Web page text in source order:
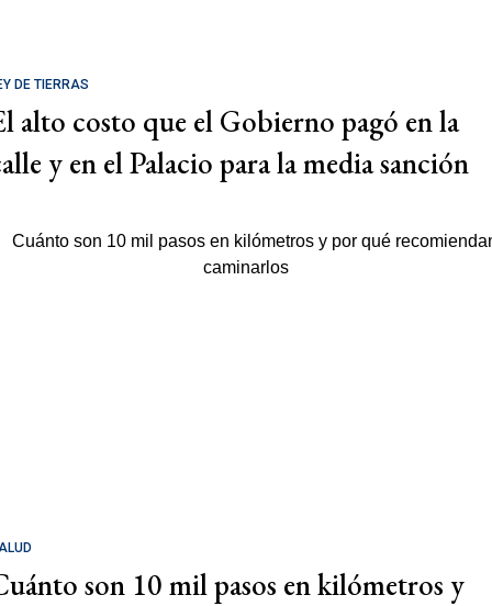
DE TIERRAS
alto costo que el Gobierno pagó en la
y en el Palacio para la media sanción
son 10 mil pasos en kilómetros y